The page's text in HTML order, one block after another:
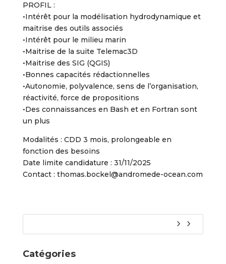
PROFIL :
•Intérêt pour la modélisation hydrodynamique et
maitrise des outils associés
•Intérêt pour le milieu marin
•Maitrise de la suite Telemac3D
•Maitrise des SIG (QGIS)
•Bonnes capacités rédactionnelles
•Autonomie, polyvalence, sens de l’organisation,
réactivité, force de propositions
•Des connaissances en Bash et en Fortran sont
un plus
Modalités : CDD 3 mois, prolongeable en
fonction des besoins
Date limite candidature : 31/11/2025
Contact : thomas.bockel@andromede-ocean.com
Catégories